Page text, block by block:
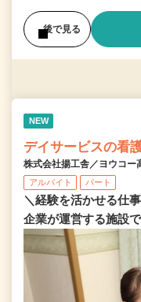
後で見る
NEW
デイサービスの看
株式会社揚工舎／ヨウコー
アルバイト パート
＼経験を活かせる仕
企業が運営する施設